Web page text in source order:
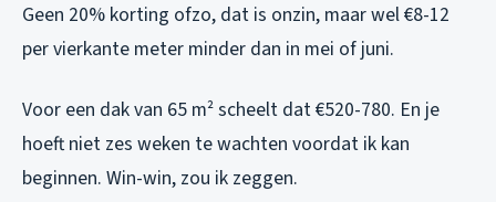
Geen 20% korting ofzo, dat is onzin, maar wel €8-12
per vierkante meter minder dan in mei of juni.
Voor een dak van 65 m² scheelt dat €520-780. En je
hoeft niet zes weken te wachten voordat ik kan
beginnen. Win-win, zou ik zeggen.